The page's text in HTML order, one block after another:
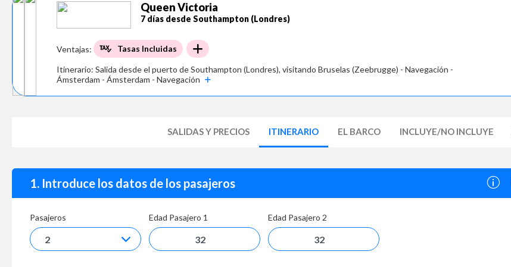
Queen Victoria
7 días desde Southampton (Londres)
Ventajas: Tasas Incluidas
Itinerario: Salida desde el puerto de Southampton (Londres), visitando Bruselas (Zeebrugge) - Navegación -
Ámsterdam - Ámsterdam - Navegación
SALIDAS Y PRECIOS ITINERARIO EL BARCO INCLUYE/NO INCLUYE
1. Introduce los datos de los pasajeros
Pasajeros Edad Pasajero 1 Edad Pasajero 2